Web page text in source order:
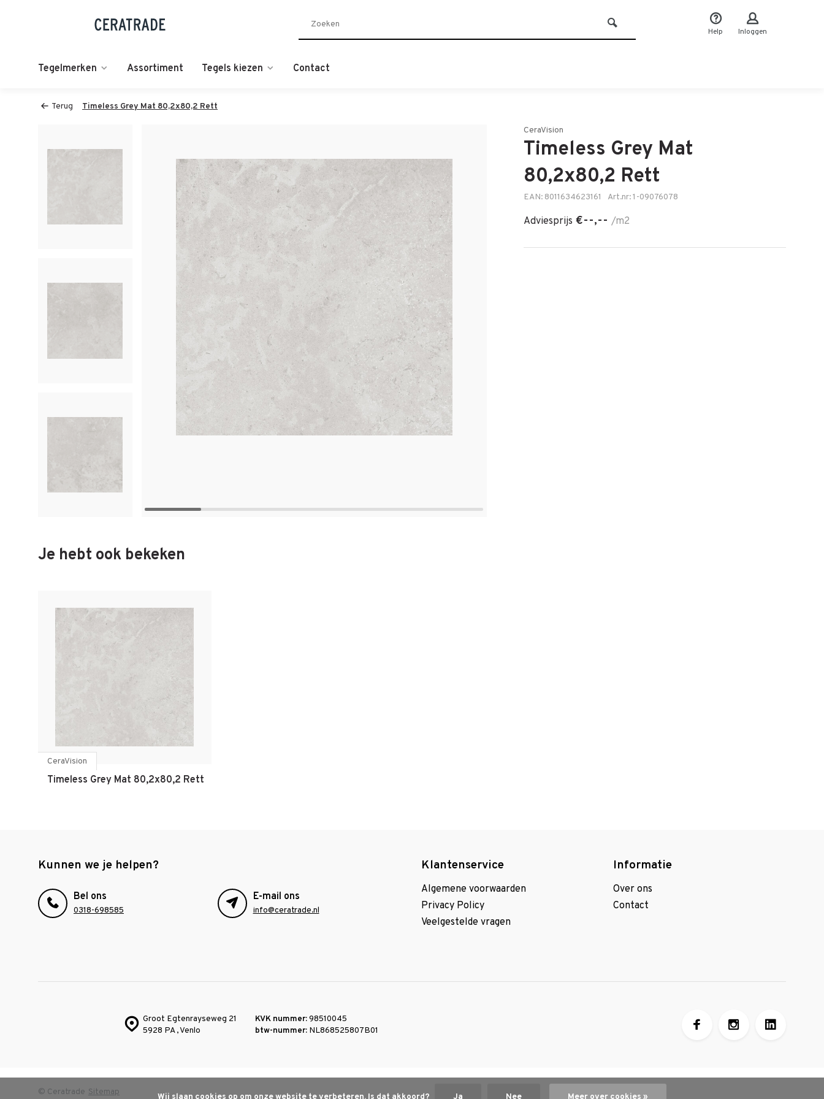
Help Inloggen
Tegelmerken Assortiment Tegels kiezen Contact
Terug Timeless Grey Mat 80,2x80,2 Rett
CeraVision
Timeless Grey Mat
80,2x80,2 Rett
EAN: 8011634623161 Art.nr: 1-09076078
Adviesprijs €--,-- /m2
Je hebt ook bekeken
CeraVision
Timeless Grey Mat 80,2x80,2 Rett
Kunnen we je helpen?
Bel ons
0318-698585
E-mail ons
info@ceratrade.nl
Klantenservice
Algemene voorwaarden
Privacy Policy
Veelgestelde vragen
Informatie
Over ons
Contact
Groot Egtenrayseweg 21
5928 PA , Venlo
KVK nummer:98510045
btw-nummer: NL868525807B01
© Ceratrade Sitemap Wij slaan cookies op om onze website te verbeteren. Is dat akkoord? Ja Nee Meer over cookies »